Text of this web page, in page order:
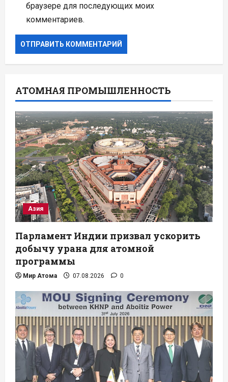
браузере для последующих моих
комментариев.
АТОМНАЯ ПРОМЫШЛЕННОСТЬ
Азия
Парламент Индии призвал ускорить
добычу урана для атомной
программы
Мир Атома 07.08.2026 0